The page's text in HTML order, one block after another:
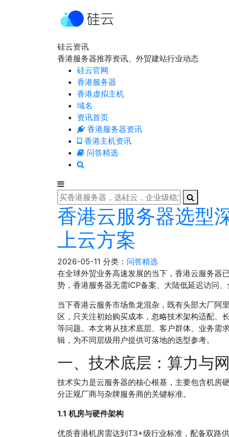
硅云资讯
香港服务器推荐资讯、外贸建站行业动态
硅云官网
香港服务器
香港虚拟主机
域名
资讯首页
香港服务器资讯
香港主机资讯
问答精选
香港云服务器选型
上云方案
2026-05-11 分类： 问答精选
在全球外贸业务高速发展的当下，香港云服务器
势，香港服务器无需ICP备案、大陆低延迟访问
当下香港云服务市场鱼龙混杂，既有头部大厂阿
区，只关注初始购买成本，忽略技术架构适配、
等问题。本文将从技术底层、客户群体、业务需
辑，为不同层级用户提供可落地的选型参考。
一、技术底层：算力与
技术实力是云服务器的核心根基，主要包含机房
分正规厂商与杂牌服务商的关键标准。
1.1 机房与硬件架构
优质香港机房需达到T3+级行业标准，配备双路